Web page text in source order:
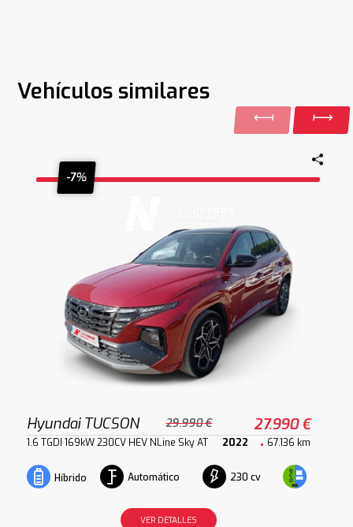
Vehículos similares
-7%
Hyundai TUCSON 29.990 € 27.990 €
1.6 TGDI 169kW 230CV HEV NLine Sky AT 2022 67.136 km
Híbrido Automático 230 cv
VER DETALLES